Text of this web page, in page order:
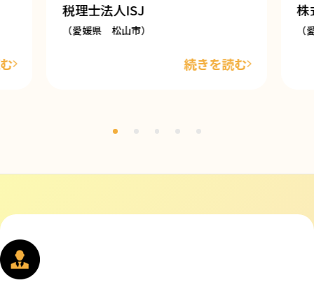
税理士法人ISJ
（愛媛県 松山市）
続きを読む
株